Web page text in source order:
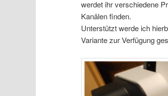
werdet ihr verschiedene
Kanälen finden.
Unterstützt werde ich
Variante zur Verfügung